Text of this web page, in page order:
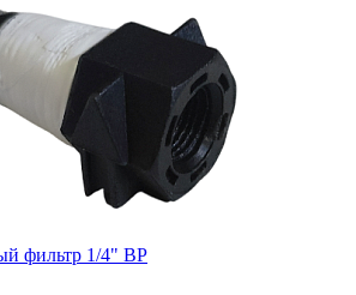
фильтр 1/4" ВР